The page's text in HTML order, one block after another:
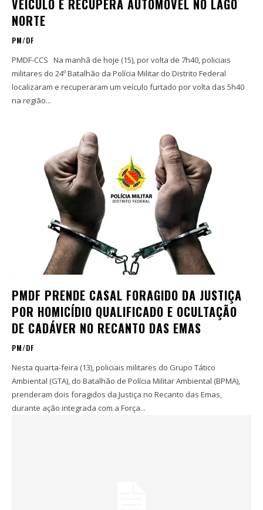
VEÍCULO E RECUPERA AUTOMÓVEL NO LAGO
NORTE
PM/DF
PMDF-CCS Na manhã de hoje (15), por volta de 7h40, policiais
militares do 24º Batalhão da Polícia Militar do Distrito Federal
localizaram e recuperaram um veículo furtado por volta das 5h40
na região...
PMDF PRENDE CASAL FORAGIDO DA JUSTIÇA
POR HOMICÍDIO QUALIFICADO E OCULTAÇÃO
DE CADÁVER NO RECANTO DAS EMAS
PM/DF
Nesta quarta-feira (13), policiais militares do Grupo Tático
Ambiental (GTA), do Batalhão de Polícia Militar Ambiental (BPMA),
prenderam dois foragidos da Justiça no Recanto das Emas,
durante ação integrada com a Força...